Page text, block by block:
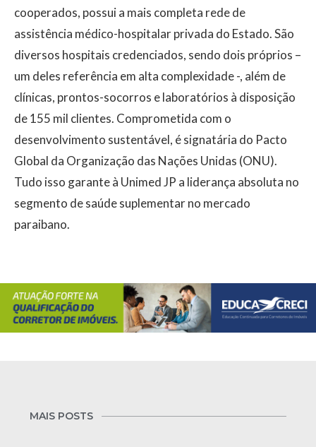
cooperados, possui a mais completa rede de
assistência médico-hospitalar privada do Estado. São
diversos hospitais credenciados, sendo dois próprios –
um deles referência em alta complexidade -, além de
clínicas, prontos-socorros e laboratórios à disposição
de 155 mil clientes. Comprometida com o
desenvolvimento sustentável, é signatária do Pacto
Global da Organização das Nações Unidas (ONU).
Tudo isso garante à Unimed JP a liderança absoluta no
segmento de saúde suplementar no mercado
paraibano.
MAIS POSTS